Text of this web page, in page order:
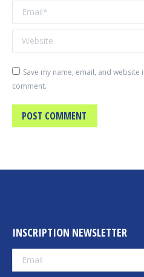
Email *
Website
Save my name, email, and
comment.
POST COMMENT
INSCRIPTION NEWSLETTER